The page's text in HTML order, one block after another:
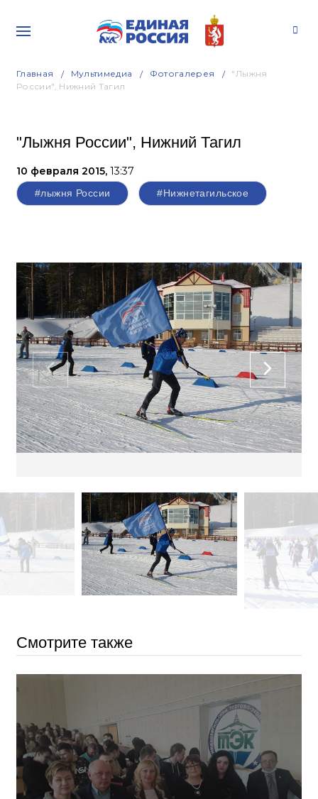
Главная Мультимедиа Фотогалерея
"Лыжня
России", Нижний Тагил
"Лыжня России", Нижний Тагил
10 февраля 2015, 13:37
#лыжня России #Нижнетагильское
Смотрите также